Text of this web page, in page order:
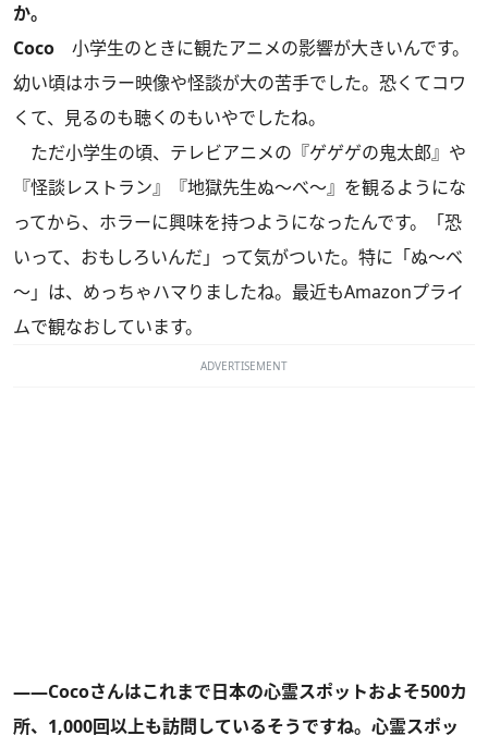
か。
Coco 小学生のときに観たアニメの影響が大きいんです。
幼い頃はホラー映像や怪談が大の苦手でした。恐くてコワ
くて、見るのも聴くのもいやでしたね。
ただ小学生の頃、テレビアニメの『ゲゲゲの鬼太郎』や
『怪談レストラン』『地獄先生ぬ～べ～』を観るようにな
ってから、ホラーに興味を持つようになったんです。「恐
いって、おもしろいんだ」って気がついた。特に「ぬ～ベ
～」は、めっちゃハマりましたね。最近もAmazonプライ
ムで観なおしています。
ADVERTISEMENT
――Cocoさんはこれまで日本の心霊スポットおよそ500カ
所、1,000回以上も訪問しているそうですね。心霊スポッ